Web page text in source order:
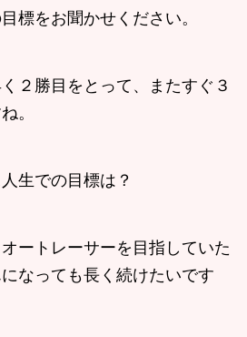
をお聞かせください。
勝目をとって、またすぐ３
。
生での目標は？
トレーサーを目指していた
なっても長く続けたいです